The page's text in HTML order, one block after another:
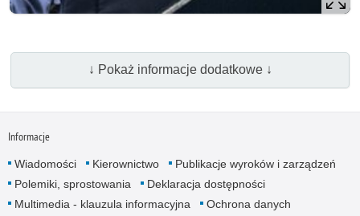
↓ Pokaż informacje dodatkowe ↓
Informacje
Wiadomości Kierownictwo
Publikacje wyroków i zarządzeń
Polemiki, sprostowania
Deklaracja dostępności
Multimedia - klauzula informacyjna
Ochrona danych